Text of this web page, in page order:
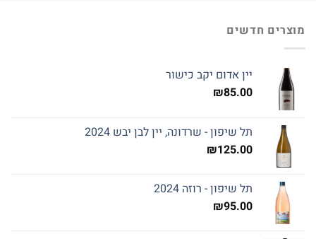
מוצרים חדשים
יין אדום יקב כישור
₪85.00
תל שיפון - שרדונה, יין לבן יבש 2024
₪125.00
תל שיפון - רוזה 2024
₪95.00